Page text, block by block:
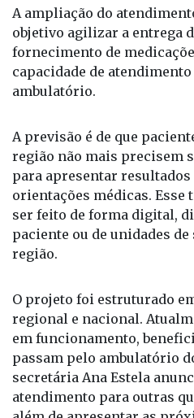
A ampliação do
objetivo agilizar a entrega
fornecimento de
capacidade de
ambulatório.
A previsão é de que
região não mais precisem
para apresentar resultados
orientações médicas.
ser feito de forma digital,
paciente ou de unidades
região.
O projeto foi estruturado
regional e nacional.
em funcionamento,
passam pelo ambulatório
secretária Ana Estela
atendimento para outras